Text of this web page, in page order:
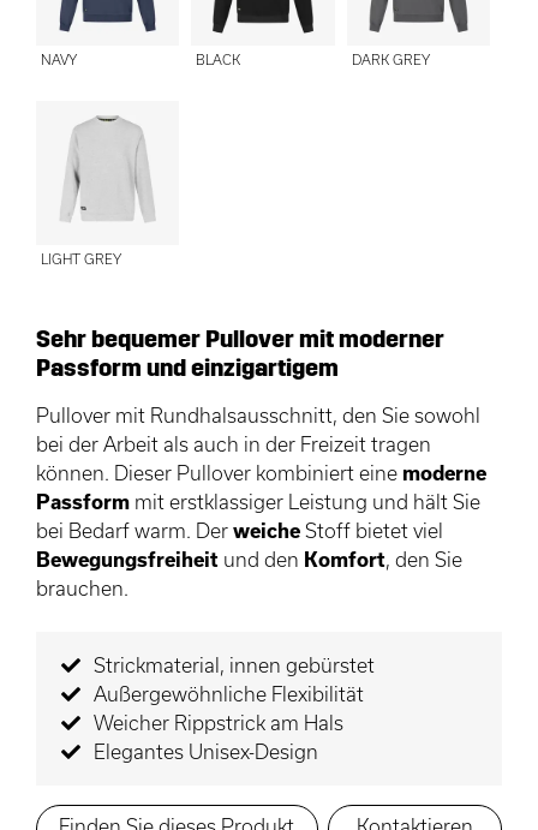
NAVY BLACK DARK GREY
LIGHT GREY
Sehr bequemer Pullover mit moderner
Passform und einzigartigem
Pullover mit Rundhalsausschnitt, den Sie sowohl
bei der Arbeit als auch in der Freizeit tragen
können. Dieser Pullover kombiniert eine moderne
Passform mit erstklassiger Leistung und hält Sie
bei Bedarf warm. Der weiche Stoff bietet viel
Bewegungsfreiheit und den Komfort , den Sie
brauchen.
Strickmaterial, innen gebürstet
Außergewöhnliche Flexibilität
Weicher Rippstrick am Hals
Elegantes Unisex-Design
Finden Sie dieses Produkt Kontaktieren